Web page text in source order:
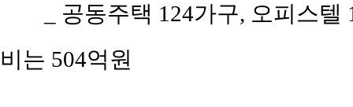
_ 공동주택 124가구, 오피스
비는 504억원